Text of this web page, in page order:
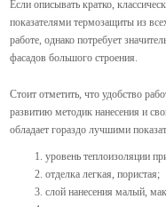
Если описывать кратко,
показателями термозащиты из
работе, однако потребует
фасадов большого строения.
Стоит отметить, что удобство
развитию методик нанесения и
обладает гораздо лучшими
уровень теплоизоляции
отделка легкая, пористая;
слой нанесения малый,